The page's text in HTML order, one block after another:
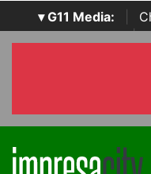
▾ G11 Media:
SecurityOpenLab |